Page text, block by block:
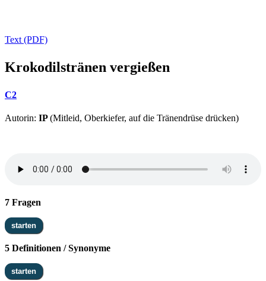
Text (PDF)
Krokodilstränen vergießen
C2
Autorin: IP(Mitleid, Oberkiefer, auf die Tränendrüse drücken)
7 Fragen
5 Definitionen / Synonyme